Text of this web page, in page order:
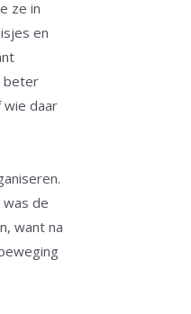
ze in
en
beter
wie daar
de
want na